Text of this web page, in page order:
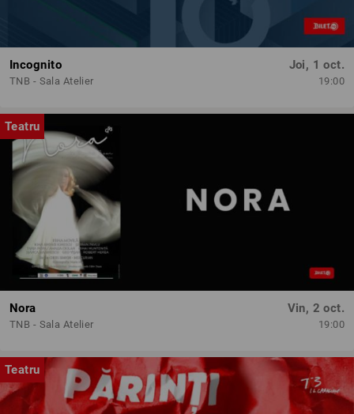
Incognito
TNB - Sala Atelier
Joi, 1 oct.
19:00
Teatru
Nora
TNB - Sala Atelier
Vin, 2 oct.
19:00
Teatru